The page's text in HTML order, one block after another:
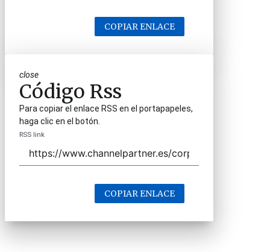
COPIAR ENLACE
close
Código Rss
Para copiar el enlace RSS en el portapapeles,
haga clic en el botón.
RSS link
COPIAR ENLACE